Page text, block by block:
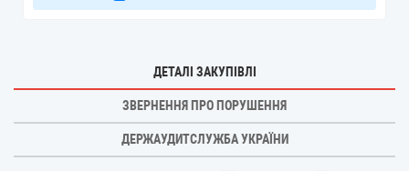
ДЕТАЛІ ЗАКУПІВЛІ
ЗВЕРНЕННЯ ПРО ПОРУШЕННЯ
ДЕРЖАУДИТСЛУЖБА УКРАЇНИ